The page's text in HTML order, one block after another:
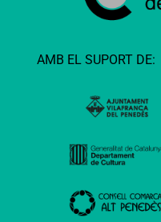
AMB EL SUPORT DE: